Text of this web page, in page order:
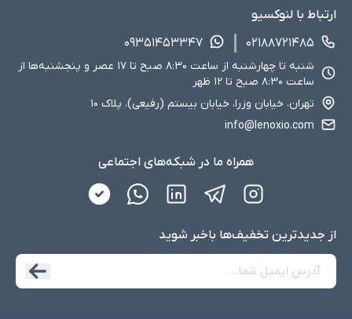
ارتباط با لنوکسیو
۰۲۱۸۸۷۲۱۴۸۵
۰۹۳۵۱۴۵۳۳۴۷
شنبه تا چهارشنبه از ساعت ۸:۳۰ صبح تا ۱۷ عصر و پنجشنبه‌ها از
ساعت ۸:۳۰ صبح تا ۱۲ ظهر
تهران، خیابان وزرا، خیابان بیستم (رفیعی)، پلاک ۱۰
info@lenoxio.com
همراه ما در شبکه‌های اجتماعی
از جدید‌ترین تخفیف‌ها با‌خبر شوید